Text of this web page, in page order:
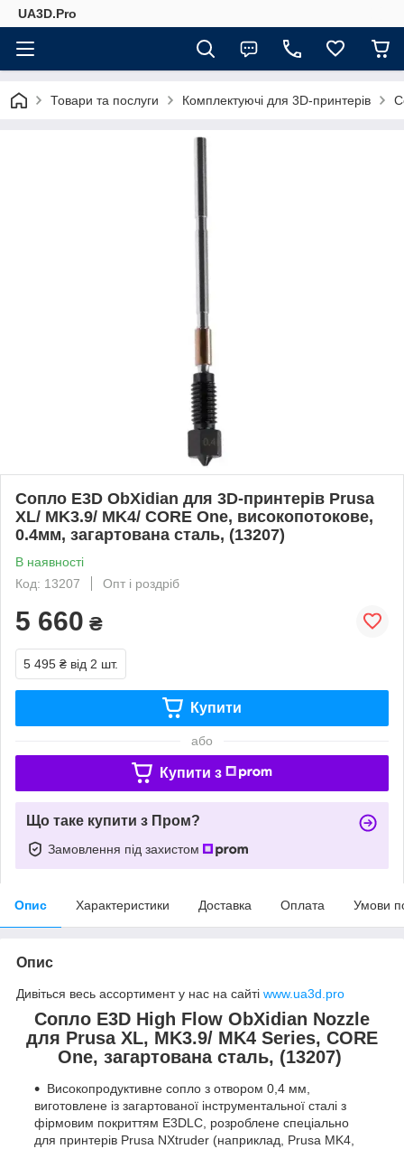
UA3D.Pro
Товари та послуги Комплектуючі для 3D-принтерів
Сопло E3D ObXidian для 3D-принтерів Prusa
XL/ MK3.9/ MK4/ CORE One, високопотокове,
0.4мм, загартована сталь, (13207)
В наявності
Код: 13207
Опт і роздріб
5 660 ₴
5 495 ₴ від 2 шт.
Купити
або
Купити з
Що таке купити з Пром?
Замовлення під захистом
Опис Характеристики Доставка Оплата Умови
Опис
Дивіться весь ассортимент у нас на сайті www.ua3d.pro
Сопло E3D High Flow ObXidian Nozzle
для Prusa XL, MK3.9/ MK4 Series, CORE
One, загартована сталь, (13207)
Високопродуктивне сопло з отвором 0,4 мм,
виготовлене із загартованої інструментальної сталі з
фірмовим покриттям E3DLC, розроблене спеціально
для принтерів Prusa NXtruder (наприклад, Prusa MK4,